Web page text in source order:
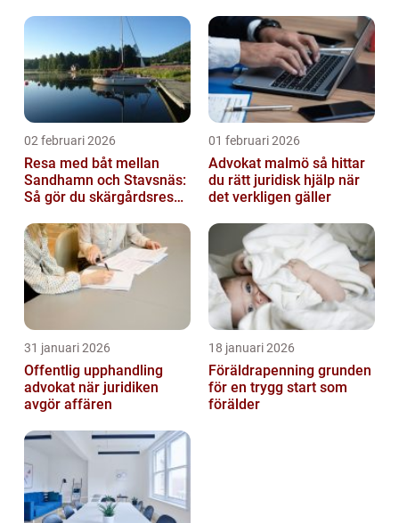
02 februari 2026
Resa med båt mellan
Sandhamn och Stavsnäs:
Så gör du skärgårdsresan
01 februari 2026
Advokat malmö så hittar
du rätt juridisk hjälp när
det verkligen gäller
31 januari 2026
Offentlig upphandling
advokat när juridiken
avgör affären
18 januari 2026
Föräldrapenning grunden
för en trygg start som
förälder